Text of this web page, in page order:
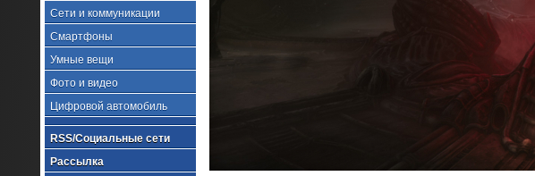
Сети и коммуникации
Смартфоны
Умные вещи
Фото и видео
Цифровой автомобиль
RSS/Социальные сети
Рассылка